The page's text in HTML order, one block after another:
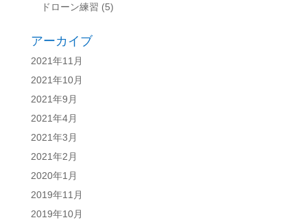
ドローン練習 (5)
アーカイブ
2021年11月
2021年10月
2021年9月
2021年4月
2021年3月
2021年2月
2020年1月
2019年11月
2019年10月